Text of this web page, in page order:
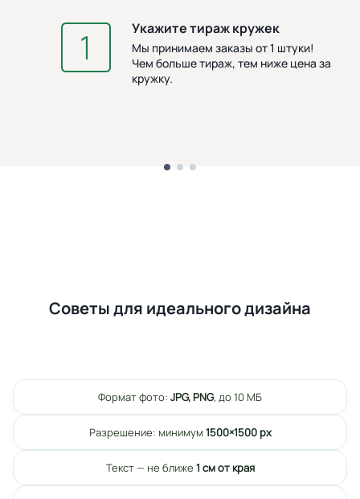
Укажите тираж кружек
Мы принимаем заказы от 1 штуки!
Чем больше тираж, тем ниже цена за
кружку.
Советы для идеального дизайна
Формат фото: JPG, PNG, до 10 МБ
Разрешение: минимум 1500×1500 px
Текст — не ближе 1 см от края